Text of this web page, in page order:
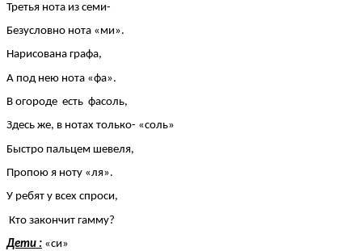
Третья нота из семи-
Безусловно нота «ми».
Нарисована графа,
А под нею нота «фа».
В огороде есть фасоль,
Здесь же, в нотах только- «соль»
Быстро пальцем шевеля,
Пропою я ноту «ля».
У ребят у всех спроси,
Кто закончит гамму?
Дети : «си»